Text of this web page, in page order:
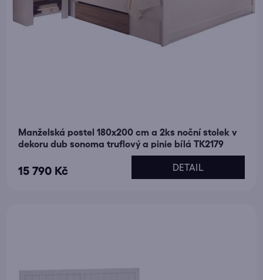
Manželská postel 180x200 cm a 2ks noční stolek v
dekoru dub sonoma truflový a pinie bílá TK2179
15 790 Kč DETAIL